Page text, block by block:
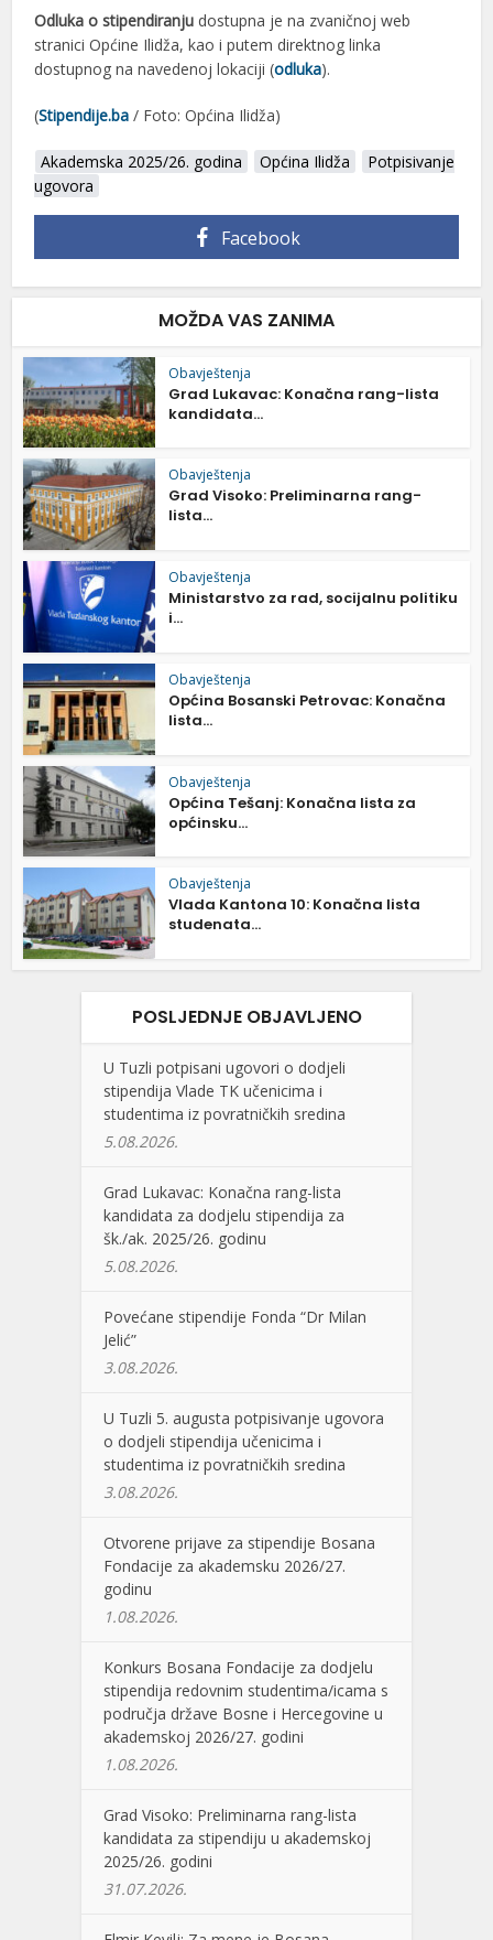
Odluka o stipendiranju dostupna je na zvaničnoj web
stranici Općine Ilidža, kao i putem direktnog linka
dostupnog na navedenoj lokaciji (odluka).
(Stipendije.ba / Foto: Općina Ilidža)
Akademska 2025/26. godina Općina Ilidža
Potpisivanje
ugovora
Facebook
MOŽDA VAS ZANIMA
Obavještenja
Grad Lukavac: Konačna rang-lista
kandidata...
Obavještenja
Grad Visoko: Preliminarna rang-
lista...
Obavještenja
Ministarstvo za rad, socijalnu politiku
i...
Obavještenja
Općina Bosanski Petrovac: Konačna
lista...
Obavještenja
Općina Tešanj: Konačna lista za
općinsku...
Obavještenja
Vlada Kantona 10: Konačna lista
studenata...
POSLJEDNJE OBJAVLJENO
U Tuzli potpisani ugovori o dodjeli
stipendija Vlade TK učenicima i
studentima iz povratničkih sredina
5.08.2026.
Grad Lukavac: Konačna rang-lista
kandidata za dodjelu stipendija za
šk./ak. 2025/26. godinu
5.08.2026.
Povećane stipendije Fonda “Dr Milan
Jelić”
3.08.2026.
U Tuzli 5. augusta potpisivanje ugovora
o dodjeli stipendija učenicima i
studentima iz povratničkih sredina
3.08.2026.
Otvorene prijave za stipendije Bosana
Fondacije za akademsku 2026/27.
godinu
1.08.2026.
Konkurs Bosana Fondacije za dodjelu
stipendija redovnim studentima/icama s
područja države Bosne i Hercegovine u
akademskoj 2026/27. godini
1.08.2026.
Grad Visoko: Preliminarna rang-lista
kandidata za stipendiju u akademskoj
2025/26. godini
31.07.2026.